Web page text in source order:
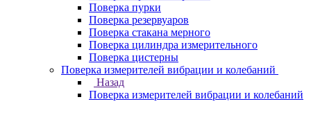
Поверка пурки
Поверка резервуаров
Поверка стакана мерного
Поверка цилиндра измерительного
Поверка цистерны
Поверка измерителей вибрации и колебаний
Назад
Поверка измерителей вибрации и колебаний